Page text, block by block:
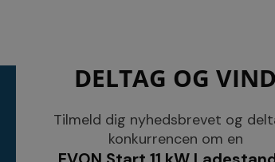
KONTAKT
NETSALG EL & VVS APS
Søndergårdsvej 44
Danmark
DELTAG OG VIND
Tilmeld dig nyhedsbrevet og
konkurrencen om en